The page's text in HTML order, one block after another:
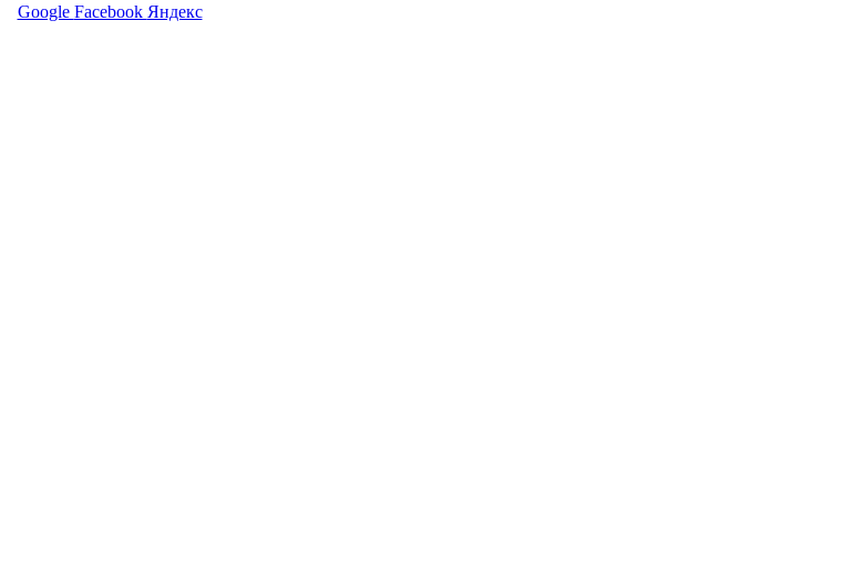
Google Facebook Яндекс